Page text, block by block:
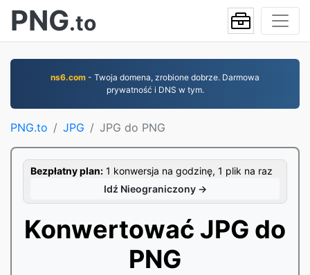
PNG.to
ns6.com - Twoja domena, zrobione dobrze. Darmowa
prywatność i DNS w tym.
PNG.to JPG JPG do PNG
Bezpłatny plan: 1 konwersja na godzinę, 1 plik na raz
Idź Nieograniczony →
Konwertować JPG do
PNG